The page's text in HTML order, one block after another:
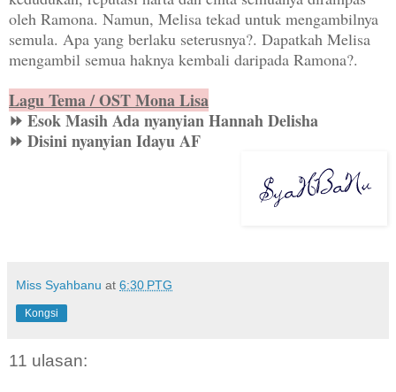
oleh Ramona. Namun, Melisa tekad untuk mengambilnya
semula. Apa yang berlaku seterusnya?. Dapatkah Melisa
mengambil semua haknya kembali daripada Ramona?.
Lagu Tema / OST Mona Lisa
⏩ Esok Masih Ada nyanyian Hannah Delisha
⏩ Disini nyanyian Idayu AF
Miss Syahbanu at 6:30 PTG
Kongsi
11 ulasan: